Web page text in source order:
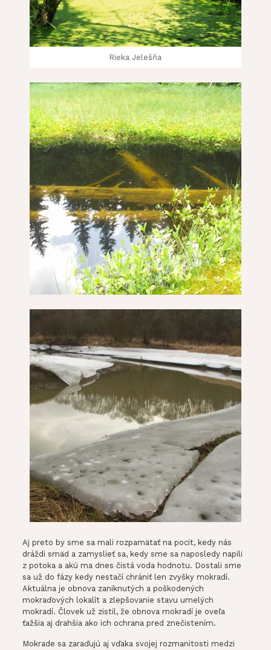
Rieka Jelešňa
Aj preto by sme sa mali rozpamätať na pocit, kedy nás
dráždi smäd a zamyslieť sa, kedy sme sa naposledy napili
z potoka a akú ma dnes čistá voda hodnotu. Dostali sme
sa už do fázy kedy nestačí chrániť len zvyšky mokradí.
Aktuálna je obnova zaniknutých a poškodených
mokraďových lokalít a zlepšovanie stavu umelých
mokradí. Človek už zistil, že obnova mokradí je oveľa
ťažšia aj drahšia ako ich ochrana pred znečistením.
Mokrade sa zaraďujú aj vďaka svojej rozmanitosti medzi